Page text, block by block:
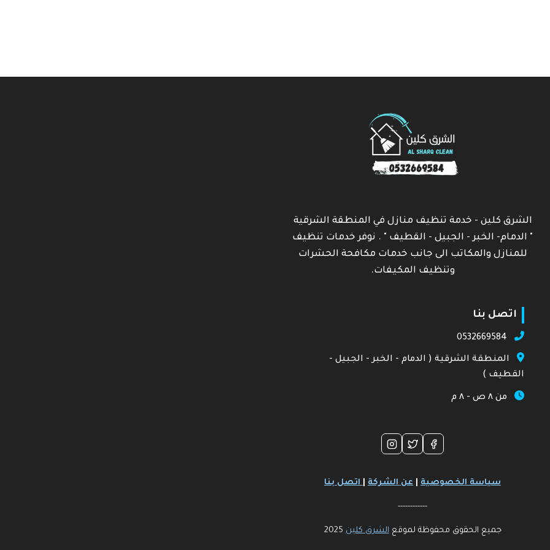
الشرق كلين - خدمة تنظيف منازل في المنطقة الشرقية
" الدمام- الخبر - الجبيل - القطيف " . نوفر خدمات تنظيف
للمنازل والمكاتب الى جانب خدمات مكافحة الحشرات
وتنظيف المكيفات.
اتصل بنا
المنطقة الشرقية ( الدمام - الخبر - الجبيل -
القطيف )
من ٨ ص - ٨ م
سياسة الخصوصية عن الشركة اتصل بنا
------------
جميع الحقوق محفوظة لموقعالشرق كلين2025